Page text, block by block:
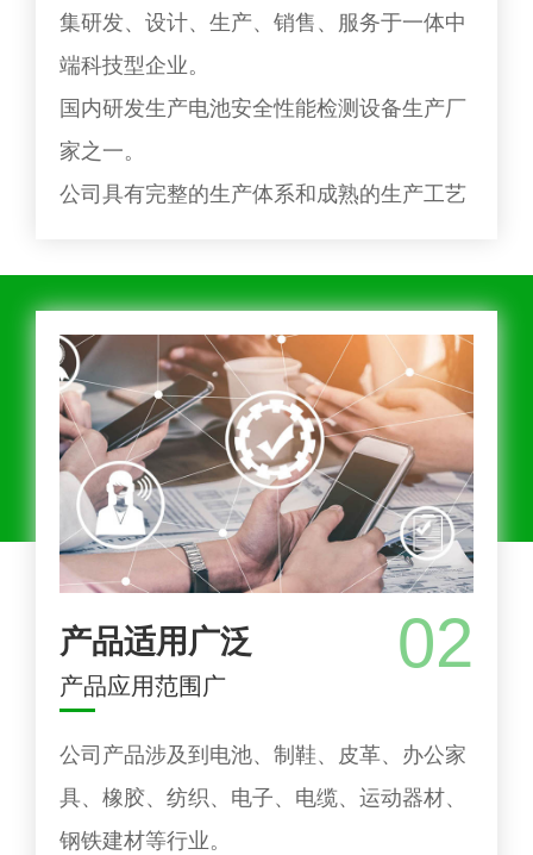
集研发、设计、生产、销售、服务于一体中
端科技型企业。
国内研发生产电池安全性能检测设备生产厂
家之一。
公司具有完整的生产体系和成熟的生产工艺
产品适用广泛
产品应用范围广
02
公司产品涉及到电池、制鞋、皮革、办公家
具、橡胶、纺织、电子、电缆、运动器材、
钢铁建材等行业。